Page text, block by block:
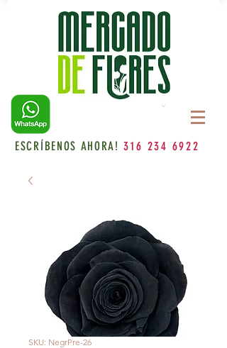
ESCRÍBENOS AHORA! 316 234 6922
SKU: NegrPre-26